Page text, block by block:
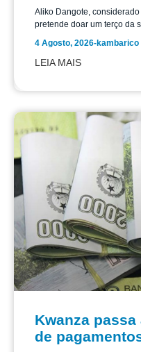
Aliko Dangote, considerado
pretende doar um terço da
4 Agosto, 2026-kambarico
LEIA MAIS
Kwanza
de